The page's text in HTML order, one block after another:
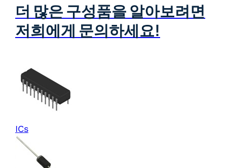
더 많은 구성품을 알아보려면
저희에게 문의하세요!
ICs